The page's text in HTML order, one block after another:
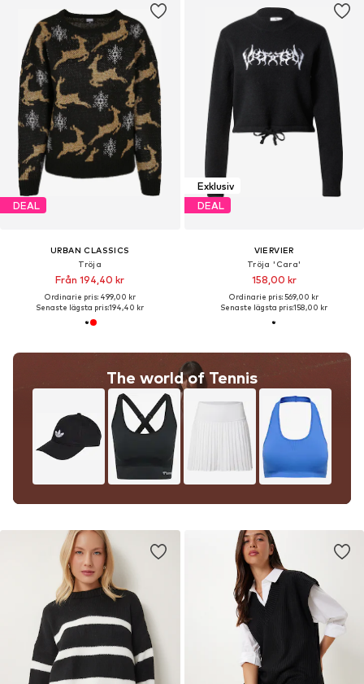
DEAL
URBAN CLASSICS
Tröja
Från 194,40 kr
Ordinarie pris: 499,00 kr
Senaste lägsta pris:194,40 kr
The world of Tennis
Exklusiv
DEAL
VIERVIER
Tröja 'Cara'
158,00 kr
Ordinarie pris: 569,00 kr
Senaste lägsta pris:158,00 kr